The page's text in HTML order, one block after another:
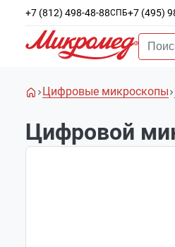
+7 (812) 498-48-88СПБ+7 (495)
Цифровые микроскопы
Цифровой